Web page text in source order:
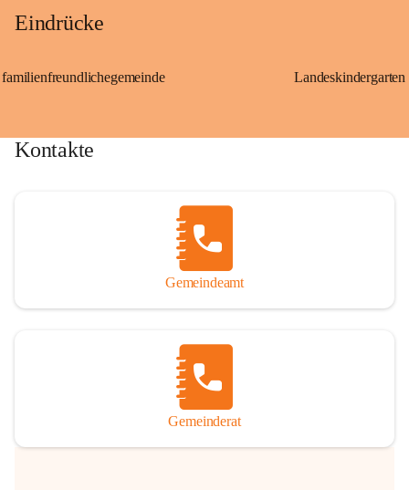
Eindrücke
familienfreundlichegemeinde
Kontakte
Gemeindeamt
Gemeinderat